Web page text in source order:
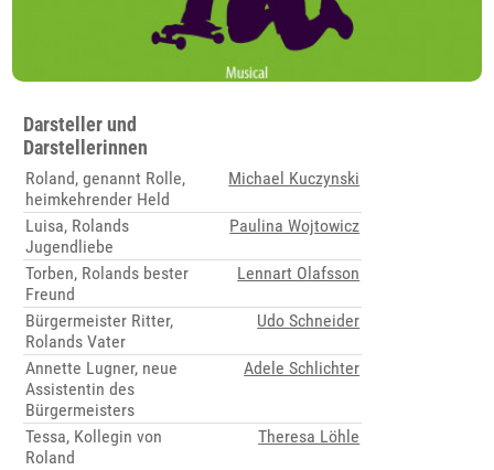
Darsteller und
Darstellerinnen
Roland, genannt Rolle,
heimkehrender Held
Michael Kuczynski
Luisa, Rolands
Jugendliebe
Paulina Wojtowicz
Torben, Rolands bester
Freund
Lennart Olafsson
Bürgermeister Ritter,
Rolands Vater
Udo Schneider
Annette Lugner, neue
Assistentin des
Bürgermeisters
Adele Schlichter
Tessa, Kollegin von
Roland
Theresa Löhle